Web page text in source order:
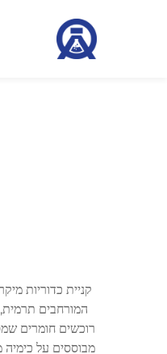
קניית כדוריות
מבוססים על כימיה